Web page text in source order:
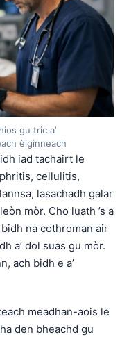
gu tric a’
èiginneach
iad tachairt le
cellulitis,
lasachadh galar
mòr. Cho luath ’s a
bidh na cothroman air
a’ dol suas gu mòr.
ach bidh e a’
meadhan-aois le
den bheachd gu